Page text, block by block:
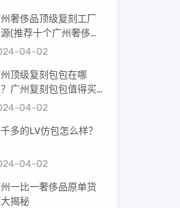
奢侈品顶级复刻工厂
(推荐十个广州奢侈品
渠道)04-02
顶级复刻包包在哪
广州复刻包包值得买
04-02
多的LV仿包怎么样？
04-02
一比一奢侈品原单货
揭秘